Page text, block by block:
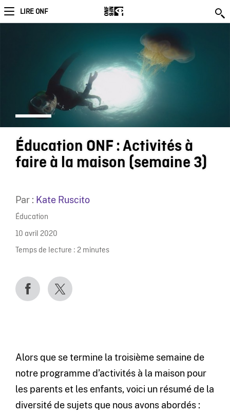
LIRE ONF
Éducation ONF : Activités à
faire à la maison (semaine 3)
Par : Kate Ruscito
Éducation
10 avril 2020
Temps de lecture : 2 minutes
Alors que se termine la troisième semaine de
notre programme d’activités à la maison pour
les parents et les enfants, voici un résumé de la
diversité de sujets que nous avons abordés :